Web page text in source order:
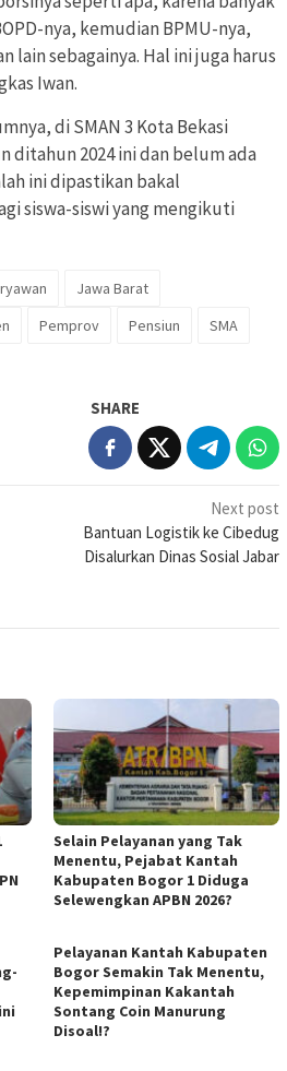
nya, kemudian BPMU-nya,
lain sebagainya. Hal ini juga harus
Iwan.
di SMAN 3 Kota Bekasi
ditahun 2024 ini dan belum ada
ini dipastikan bakal
siswa-siswi yang mengikuti
Jawa Barat
Pemprov Pensiun
SMA
SHARE
Next post
Bantuan Logistik ke Cibedug
Disalurkan Dinas Sosial Jabar
Selain Pelayanan yang Tak
Menentu, Pejabat Kantah
Kabupaten Bogor 1 Diduga
Selewengkan APBN 2026?
Pelayanan Kantah Kabupaten
Bogor Semakin Tak Menentu,
Kepemimpinan Kakantah
Sontang Coin Manurung
Disoal!?